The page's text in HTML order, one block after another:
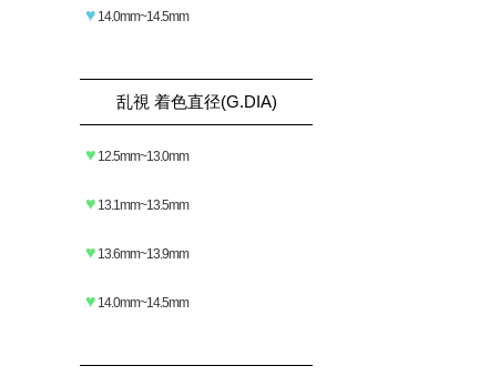
♥ 14.0mm~14.5mm
乱視 着色直径(G.DIA)
♥ 12.5mm~13.0mm
♥ 13.1mm~13.5mm
♥ 13.6mm~13.9mm
♥ 14.0mm~14.5mm